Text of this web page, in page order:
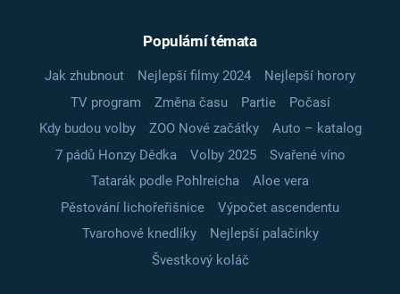
Populární témata
Jak zhubnout Nejlepší filmy 2024
Nejlepší horory
TV program
Změna času Partie
Počasí
Kdy budou volby
ZOO Nové začátky
Auto – katalog
7 pádů Honzy Dědka
Volby 2025
Svařené víno
Tatarák podle Pohlreicha
Aloe vera
Pěstování lichořeřišnice
Výpočet ascendentu
Tvarohové knedlíky
Nejlepší palačinky
Švestkový koláč